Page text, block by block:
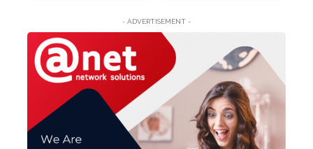
- ADVERTISEMENT -